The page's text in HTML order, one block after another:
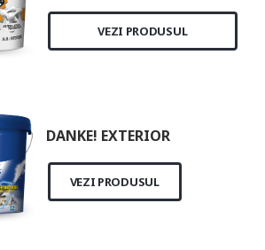
VEZI PRODUSUL
DANKE! EXTERIOR
VEZI PRODUSUL